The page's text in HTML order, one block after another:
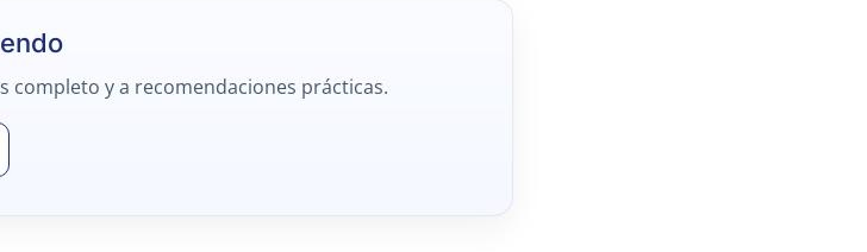
completo y a recomendaciones prácticas.